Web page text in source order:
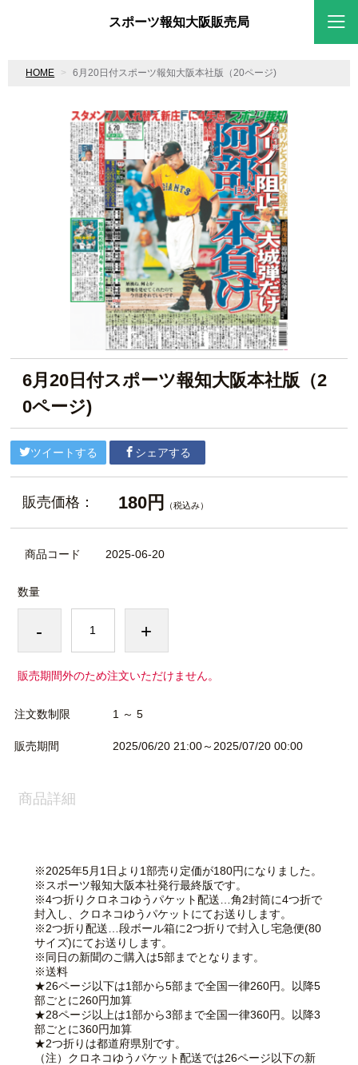
スポーツ報知大阪販売局
HOME 6月20日付スポーツ報知大阪本社版（20ページ)
6月20日付スポーツ報知大阪本社版（2
0ページ)
ツイートする シェアする
販売価格： 180円 （税込み）
商品コード 2025-06-20
数量
- +
販売期間外のため注文いただけません。
注文数制限 1 ～ 5
販売期間 2025/06/20 21:00～2025/07/20 00:00
商品詳細
※2025年5月1日より1部売り定価が180円になりました。
※スポーツ報知大阪本社発行最終版です。
※4つ折りクロネコゆうパケット配送…角2封筒に4つ折で
封入し、クロネコゆうパケットにてお送りします。
※2つ折り配送…段ボール箱に2つ折りで封入し宅急便(80
サイズ)にてお送りします。
※同日の新聞のご購入は5部までとなります。
※送料
★26ページ以下は1部から5部まで全国一律260円。以降5
部ごとに260円加算
★28ページ以上は1部から3部まで全国一律360円。以降3
部ごとに360円加算
★2つ折りは都道府県別です。
（注）クロネコゆうパケット配送では26ページ以下の新